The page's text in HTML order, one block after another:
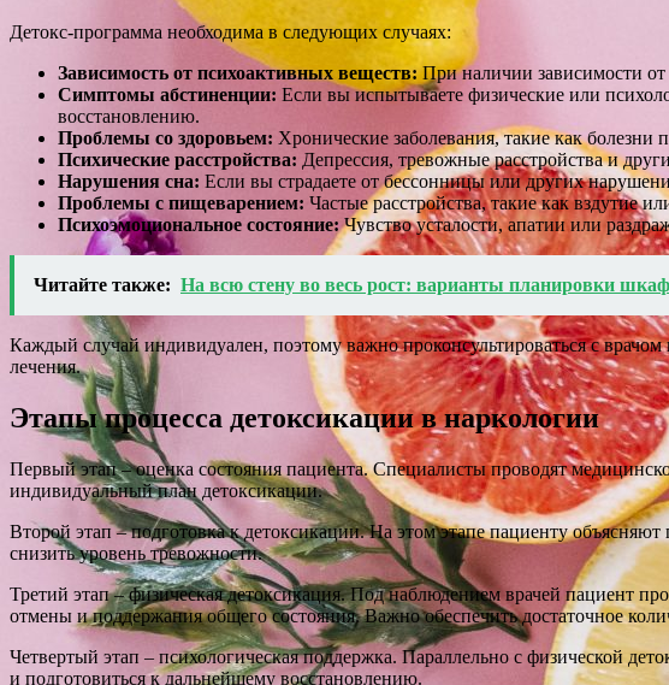
Детокс-программа необходима в следующих случаях:
Зависимость от психоактивных веществ:При наличии зависимости от
Симптомы абстиненции: Если вы испытываете физические или
восстановлению.
Проблемы со здоровьем: Хронические заболевания, такие как
Психические расстройства: Депрессия, тревожные расстройства и
Нарушения сна: Если вы страдаете от бессонницы или других
Проблемы с пищеварением: Частые расстройства, такие как вздутие
Психоэмоциональное состояние:Чувство усталости, апатии или
Читайте также: На всю стену во весь рост: варианты планировки
Каждый случай индивидуален, поэтому важно проконсультироваться с
лечения.
Этапы процесса детоксикации в наркологии
Первый этап – оценка состояния пациента. Специалисты проводят
индивидуальный план детоксикации.
Второй этап – подготовка к детоксикации. На этом этапе пациенту
снизить уровень тревожности.
Третий этап – физическая детоксикация. Под наблюдением врачей пациент
отмены и поддержания общего состояния. Важно обеспечить достаточное
Четвертый этап – психологическая поддержка. Параллельно с физической
и подготовиться к дальнейшему восстановлению.